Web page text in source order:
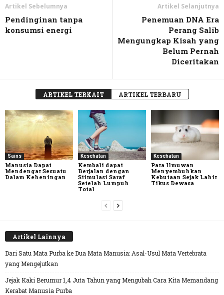
Artikel Sebelumnya
Pendinginan tanpa
konsumsi energi
Artikel Selanjutnya
Penemuan DNA Era
Perang Salib
Mengungkap Kisah yang
Belum Pernah
Diceritakan
ARTIKEL TERKAIT ARTIKEL TERBARU
Sains
Manusia Dapat
Mendengar Sesuatu
Dalam Keheningan
Kesehatan
Kembali dapat
Berjalan dengan
Stimulasi Saraf
Setelah Lumpuh
Total
Kesehatan
Para Ilmuwan
Menyembuhkan
Kebutaan Sejak Lahir
Tikus Dewasa
Artikel Lainnya
Dari Satu Mata Purba ke Dua Mata Manusia: Asal-Usul Mata Vertebrata
yang Mengejutkan
Jejak Kaki Berumur 1,4 Juta Tahun yang Mengubah Cara Kita Memandang
Kerabat Manusia Purba